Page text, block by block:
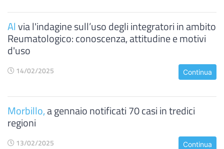
Alvia l'indagine sull’uso degli integratori in ambito
Reumatologico: conoscenza, attitudine e motivi
d'uso
14/02/2025 Continua
Morbillo,a gennaio notificati 70 casi in tredici
regioni
13/02/2025 Continua